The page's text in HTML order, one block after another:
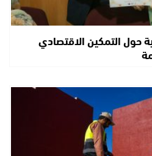
حول التمكين الاقتصادي